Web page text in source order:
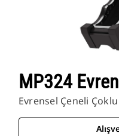
MP324
Evrensel Çeneli